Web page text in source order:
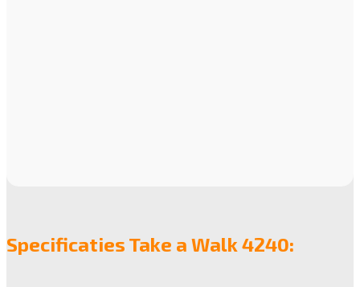
Specificaties Take a Walk 4240: